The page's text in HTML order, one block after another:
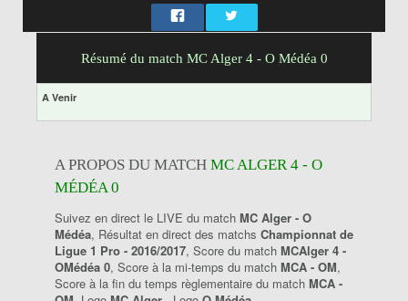
Résumé du match MC Alger 4 - O Médéa 0
A Venir
A PROPOS DU MATCH MC ALGER 4 - O
MÉDÉA 0
Suivez en direct le LIVE du match MC Alger - O
Médéa, Résultat en direct des matchs Championnat de
Ligue 1 Pro - 2016/2017, Score du match MCAlger 4 -
OMédéa 0, Score à la mi-temps du match MCA - OM,
Score à la fin du temps règlementaire du match MCA -